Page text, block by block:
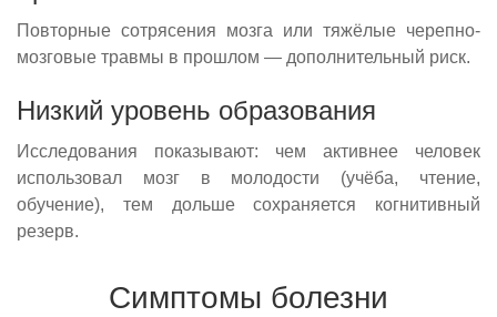
Повторные сотрясения мозга или тяжёлые черепно-
мозговые травмы в прошлом — дополнительный риск.
Низкий уровень образования
Исследования показывают: чем активнее человек
использовал мозг в молодости (учёба, чтение,
обучение), тем дольше сохраняется когнитивный
резерв.
Симптомы болезни